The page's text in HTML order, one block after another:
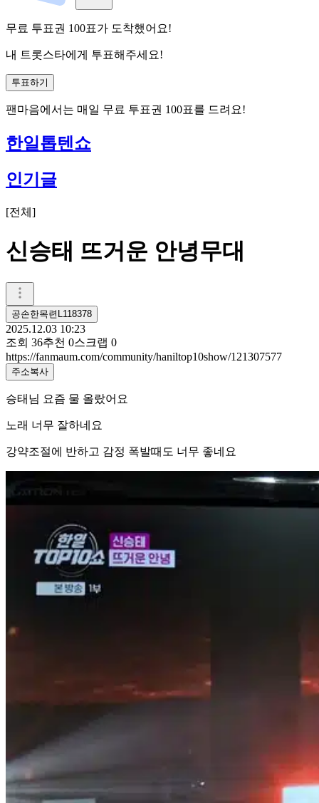
무료 투표권 100표가 도착했어요!
내 트롯스타에게 투표해주세요!
투표하기
팬마음에서는 매일 무료 투표권 100표를 드려요!
한일톱텐쇼
인기글
[전체 ]
신승태 뜨거운 안녕무대
공손한목련L118378
2025.12.03 10:23
조회 36추천 0스크랩 0
https://fanmaum.com/community/haniltop10show/121307577
주소복사
승태님 요즘 물 올랐어요
노래 너무 잘하네요
강약조절에 반하고 감정 폭발때도 너무 좋네요